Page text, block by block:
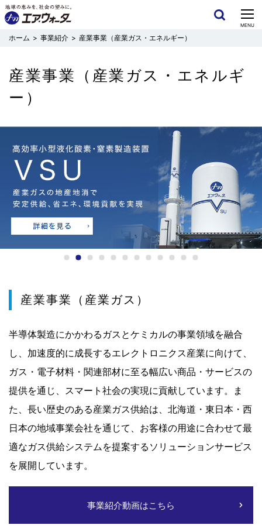
CLOSE
MENU
事業紹介 産業事業（産業ガス・エネルギー）
産業事業（産業ガス・エネルギ
ー）
産業事業（産業ガス）
半導体製造にかかわるガスとケミカルの事業領域を融合
し、加速度的に成長するエレクトロニクス産業に向けて、
ガス・電子材料・関連部材に至る幅広い商品・サービスの
提供を通じ、スマート社会の実現に貢献しています。ま
た、長い歴史のある産業ガス供給は、北海道・東日本・西
日本の地域事業会社を通じて、お客様の用途に合わせて最
適なガス供給システムを提案するソリューションサービス
を展開しています。
事業紹介動画はこちら